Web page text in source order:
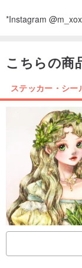
*Instagram
こちらの商
ステッカー・シー